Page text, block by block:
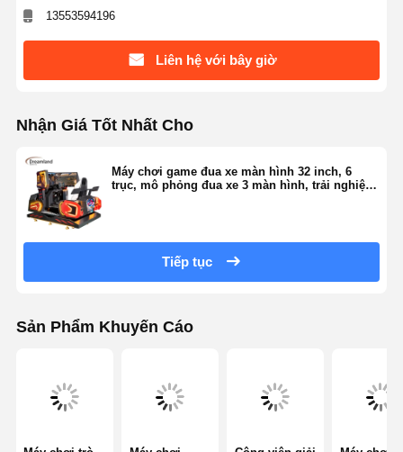
13553594196
Liên hệ với bây giờ
Nhận Giá Tốt Nhất Cho
Máy chơi game đua xe màn hình 32 inch, 6
trục, mô phỏng đua xe 3 màn hình, trải nghiệm
Tiếp tục
Sản Phẩm Khuyến Cáo